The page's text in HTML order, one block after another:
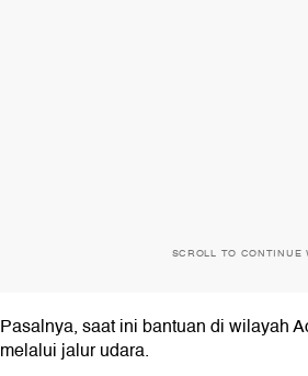
SCROLL TO CONTINUE
Pasalnya, saat ini bantuan di wilayah
melalui jalur udara.